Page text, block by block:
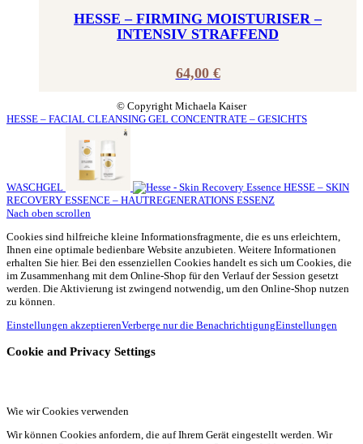
HESSE – FIRMING MOISTURISER –
INTENSIV STRAFFEND
64,00 €
© Copyright Michaela Kaiser
HESSE – FACIAL CLEANSING GEL CONCENTRATE – GESICHTS
WASCHGEL
HESSE – SKIN
RECOVERY ESSENCE – HAUTREGENERATIONS ESSENZ
Nach oben scrollen
Cookies sind hilfreiche kleine Informationsfragmente, die es uns erleichtern,
Ihnen eine optimale bedienbare Website anzubieten. Weitere Informationen
erhalten Sie hier. Bei den essenziellen Cookies handelt es sich um Cookies, die
im Zusammenhang mit dem Online-Shop für den Verlauf der Session gesetzt
werden. Die Aktivierung ist zwingend notwendig, um den Online-Shop nutzen
zu können.
Einstellungen akzeptierenVerberge nur die BenachrichtigungEinstellungen
Cookie and Privacy Settings
Wie wir Cookies verwenden
Wir können Cookies anfordern, die auf Ihrem Gerät eingestellt werden. Wir